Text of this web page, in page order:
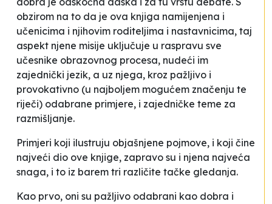
obzirom na to da je ova knjiga namijenjena i
učenicima i njihovim roditeljima i nastavnicima, taj
aspekt njene misije uključuje u raspravu sve
učesnike obrazovnog procesa, nudeći im
zajednički jezik, a uz njega, kroz pažljivo i
provokativno (u najboljem mogućem značenju te
riječi) odabrane primjere, i zajedničke teme za
razmišljanje.
Primjeri koji ilustruju objašnjene pojmove, i koji čine
najveći dio ove knjige, zapravo su i njena najveća
snaga, i to iz barem tri različite tačke gledanja.
Kao prvo, oni su pažljivo odabrani kao dobra i